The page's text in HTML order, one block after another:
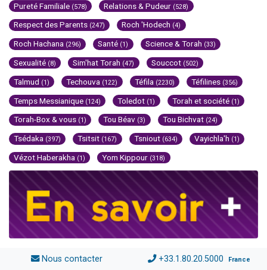
Pureté Familiale (578) Relations & Pudeur (528)
Respect des Parents (247) Roch 'Hodech (4)
Roch Hachana (296) Santé (1) Science & Torah (33)
Sexualité (8) Sim'hat Torah (47) Souccot (502)
Talmud (1) Techouva (122) Téfila (2230) Téfilines (356)
Temps Messianique (124) Toledot (1) Torah et société (1)
Torah-Box & vous (1) Tou Béav (3) Tou Bichvat (24)
Tsédaka (397) Tsitsit (167) Tsniout (634) Vayichla'h (1)
Vézot Haberakha (1) Yom Kippour (318)
Nous contacter +33.1.80.20.5000 France